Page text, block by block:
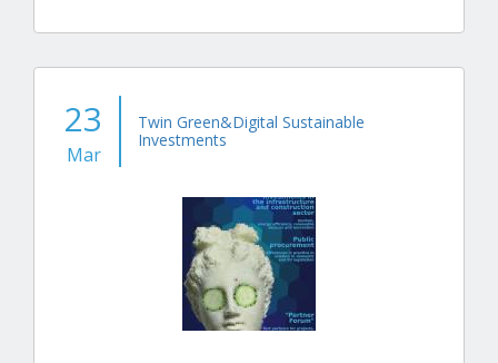
23
Mar
Twin Green&Digital Sustainable
Investments